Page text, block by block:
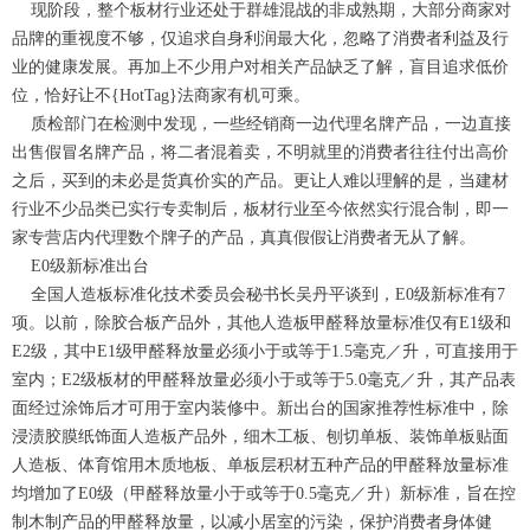
现阶段，整个板材行业还处于群雄混战的非成熟期，大部分商家对
品牌的重视度不够，仅追求自身利润最大化，忽略了消费者利益及行
业的健康发展。再加上不少用户对相关产品缺乏了解，盲目追求低价
位，恰好让不{HotTag}法商家有机可乘。
质检部门在检测中发现，一些经销商一边代理名牌产品，一边直接
出售假冒名牌产品，将二者混着卖，不明就里的消费者往往付出高价
之后，买到的未必是货真价实的产品。更让人难以理解的是，当建材
行业不少品类已实行专卖制后，板材行业至今依然实行混合制，即一
家专营店内代理数个牌子的产品，真真假假让消费者无从了解。
E0级新标准出台
全国人造板标准化技术委员会秘书长吴丹平谈到，E0级新标准有7
项。以前，除胶合板产品外，其他人造板甲醛释放量标准仅有E1级和
E2级，其中E1级甲醛释放量必须小于或等于1.5毫克／升，可直接用于
室内；E2级板材的甲醛释放量必须小于或等于5.0毫克／升，其产品表
面经过涂饰后才可用于室内装修中。新出台的国家推荐性标准中，除
浸渍胶膜纸饰面人造板产品外，细木工板、刨切单板、装饰单板贴面
人造板、体育馆用木质地板、单板层积材五种产品的甲醛释放量标准
均增加了E0级（甲醛释放量小于或等于0.5毫克／升）新标准，旨在控
制木制产品的甲醛释放量，以减小居室的污染，保护消费者身体健